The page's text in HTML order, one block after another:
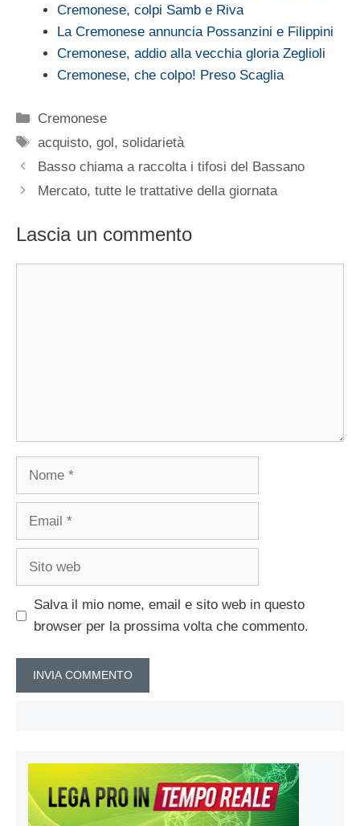
Cremonese, colpi Samb e Riva
La Cremonese annuncia Possanzini e Filippini
Cremonese, addio alla vecchia gloria Zeglioli
Cremonese, che colpo! Preso Scaglia
Categorie
Cremonese
Tag
acquisto,gol,solidarietà
Basso chiama a raccolta i tifosi del Bassano
Mercato, tutte le trattative della giornata
Lascia un commento
Nome
Email
Sito
Salva il mio nome, email e sito web in questo
browser per la prossima volta che commento.